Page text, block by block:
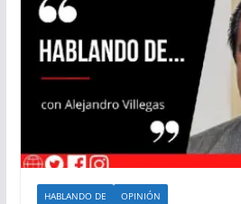
HABLANDO DE OPINIÓN